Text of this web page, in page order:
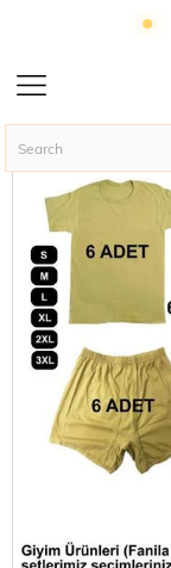
Homepage Soldier